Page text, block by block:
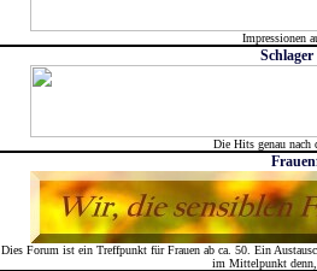
Impressionen
Die Hits genau nach
Dies Forum ist ein Treffpunkt für Frauen ab ca. 50. Ein
im Mittelpunkt